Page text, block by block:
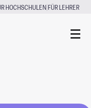
HOCHSCHULEN|FÜR LEHRER